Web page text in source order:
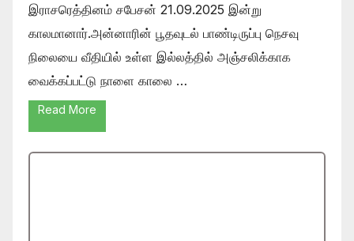
இராசரெத்தினம் சபேசன் 21.09.2025 இன்று
காலமானார்.அன்னாரின் பூதவுடல் பாண்டிருப்பு நெசவு
நிலையை வீதியில் உள்ள இல்லத்தில் அஞ்சலிக்காக
வைக்கப்பட்டு நாளை காலை …
Read More